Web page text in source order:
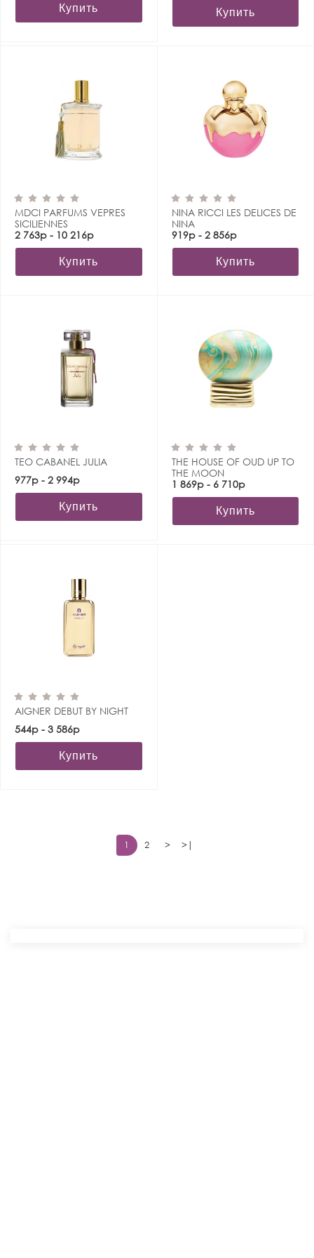
Купить Купить
MDCI PARFUMS VEPRES
SICILIENNES
2 763р - 10 216р
Купить
NINA RICCI LES DELICES DE
NINA
919р - 2 856р
Купить
TEO CABANEL JULIA
977р - 2 994р
Купить
THE HOUSE OF OUD UP TO
THE MOON
1 869р - 6 710р
Купить
AIGNER DEBUT BY NIGHT
544р - 3 586р
Купить
1 2 > >|